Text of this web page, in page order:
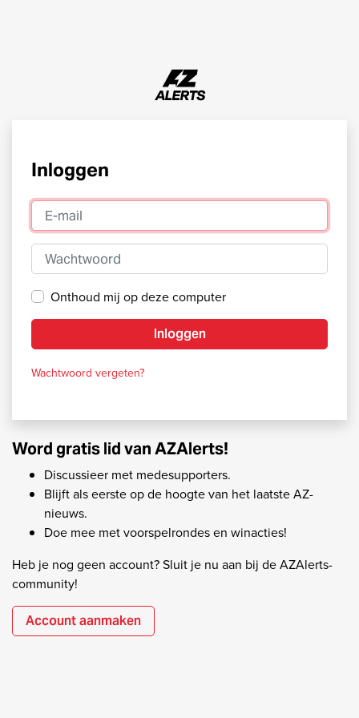
Inloggen
E-mail
Wachtwoord
Onthoud mij op deze computer
Inloggen
Wachtwoord vergeten?
Word gratis lid van AZAlerts!
Discussieer met medesupporters.
Blijft als eerste op de hoogte van het laatste AZ-
nieuws.
Doe mee met voorspelrondes en winacties!
Heb je nog geen account? Sluit je nu aan bij de AZAlerts-
community!
Account aanmaken